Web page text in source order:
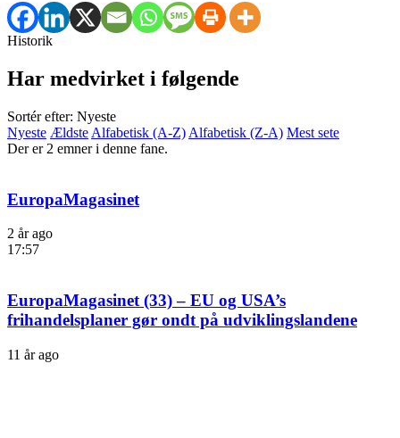
Historik
Har medvirket i følgende
Sortér efter: Nyeste
Nyeste Ældste Alfabetisk (A-Z) Alfabetisk (Z-A) Mest sete
Der er 2 emner i denne fane.
EuropaMagasinet
2 år ago
17:57
EuropaMagasinet (33) – EU og USA’s
frihandelsplaner gør ondt på udviklingslandene
11 år ago